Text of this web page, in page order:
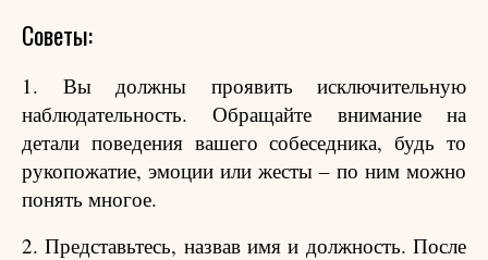
Советы:
1. Вы должны проявить исключительную
наблюдательность. Обращайте внимание на
детали поведения вашего собеседника, будь то
рукопожатие, эмоции или жесты – по ним можно
понять многое.
2. Представьтесь, назвав имя и должность. После